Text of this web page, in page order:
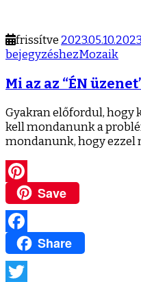
frissítve 2023.05.10.
bejegyzéshezMozaik
Mi az az “ÉN
Gyakran előfordul, hogy
kell mondanunk a
mondanunk, hogy ezzel
Pinterest
Save
Facebook
Share